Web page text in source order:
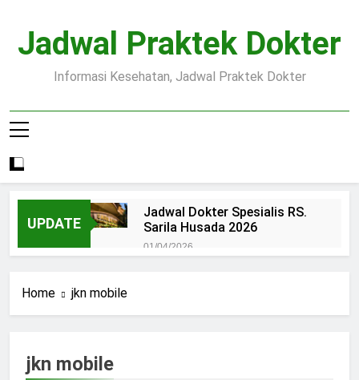
content
Jadwal Praktek Dokter
Informasi Kesehatan, Jadwal Praktek Dokter
UPDATE
Jadwal Dokter Spesialis RS.
Sarila Husada 2026
01/04/2026
Pendaftaran Pasien BPJS
Home jkn mobile
jkn mobile